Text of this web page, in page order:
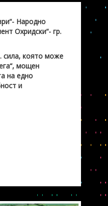
Народно
Охридски“- гр.
сила, която може
мощен
на едно
и